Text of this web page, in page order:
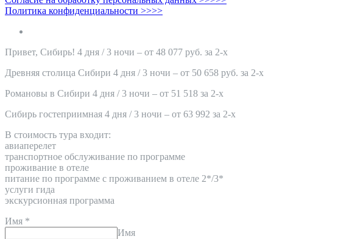
Политика конфиденциальности >>>>
Привет, Сибирь! 4 дня / 3 ночи – от 48 077 руб. за 2-х
Древняя столица Сибири 4 дня / 3 ночи – от 50 658 руб. за 2-х
Романовы в Сибири 4 дня / 3 ночи – от 51 518 за 2-х
Сибирь гостеприимная 4 дня / 3 ночи – от 63 992 за 2-х
В стоимость тура входит:
авиаперелет
транспортное обслуживание по программе
проживание в отеле
питание по программе с проживанием в отеле 2*/3*
услуги гида
экскурсионная программа
Имя *
Имя